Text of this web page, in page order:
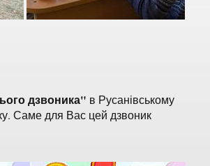
дзвоника" в Русанівському
Саме для Вас цей дзвоник